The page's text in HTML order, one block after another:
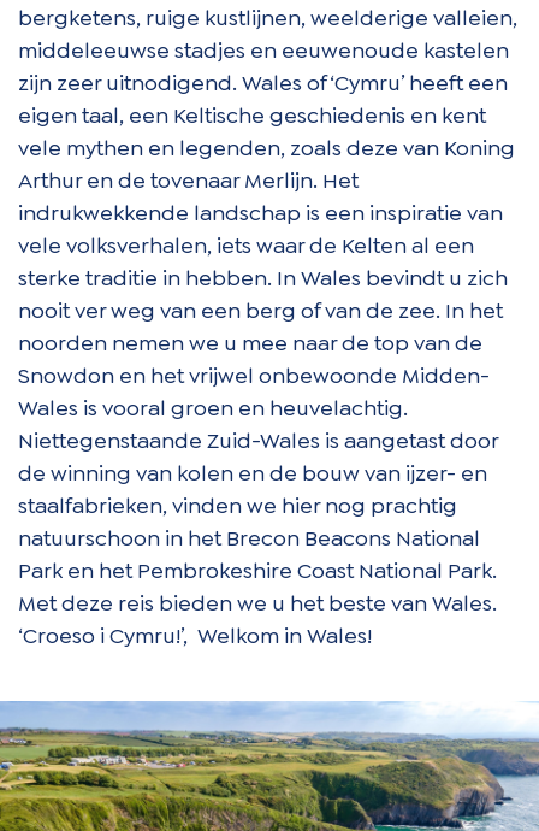
bergketens, ruige kustlijnen, weelderige valleien,
middeleeuwse stadjes en eeuwenoude kastelen
zijn zeer uitnodigend. Wales of ‘Cymru’ heeft een
eigen taal, een Keltische geschiedenis en kent
vele mythen en legenden, zoals deze van Koning
Arthur en de tovenaar Merlijn. Het
indrukwekkende landschap is een inspiratie van
vele volksverhalen, iets waar de Kelten al een
sterke traditie in hebben. In Wales bevindt u zich
nooit ver weg van een berg of van de zee. In het
noorden nemen we u mee naar de top van de
Snowdon en het vrijwel onbewoonde Midden-
Wales is vooral groen en heuvelachtig.
Niettegenstaande Zuid-Wales is aangetast door
de winning van kolen en de bouw van ijzer- en
staalfabrieken, vinden we hier nog prachtig
natuurschoon in het Brecon Beacons National
Park en het Pembrokeshire Coast National Park.
Met deze reis bieden we u het beste van Wales.
‘Croeso i Cymru!’, Welkom in Wales!